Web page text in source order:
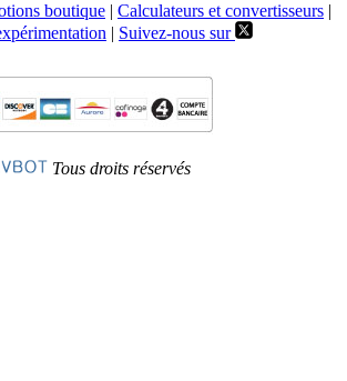
boutique | Calculateurs et convertisseurs |
| Suivez-nous sur
Tous droits réservés